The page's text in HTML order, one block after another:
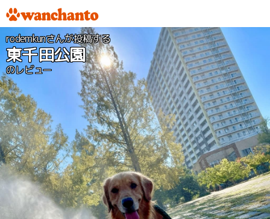
rodemkunさんが投稿する
東千田公園
のレビュー